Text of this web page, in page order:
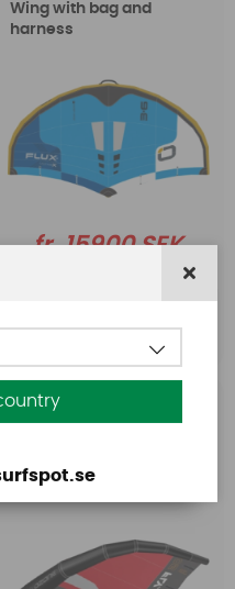
Wing with bag and
harness
fr. 15900 SEK
Ozone